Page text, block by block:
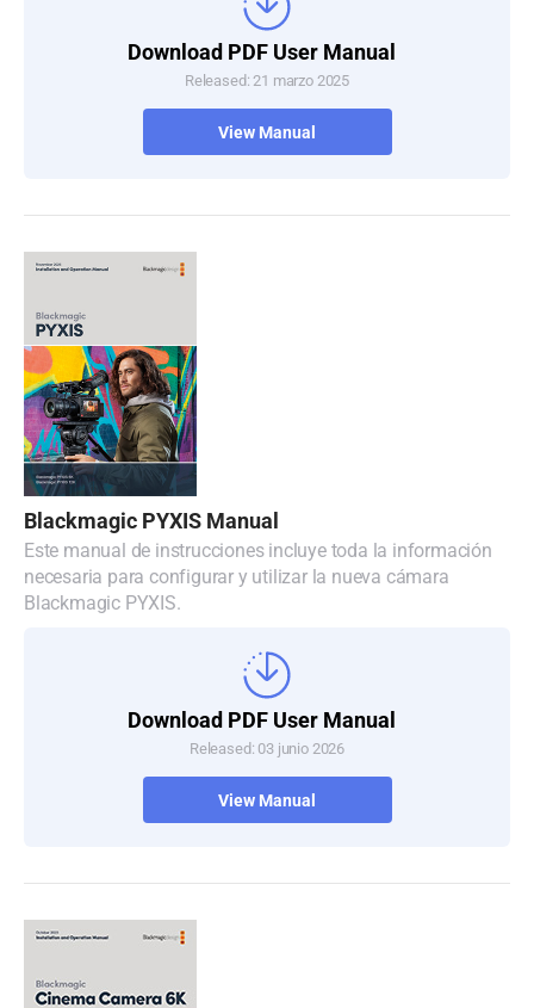
Download PDF User Manual
Released: 21 marzo 2025
View Manual
Blackmagic PYXIS Manual
Este manual de instrucciones incluye toda la información
necesaria para configurar y utilizar la nueva cámara
Blackmagic PYXIS.
Download PDF User Manual
Released: 03 junio 2026
View Manual